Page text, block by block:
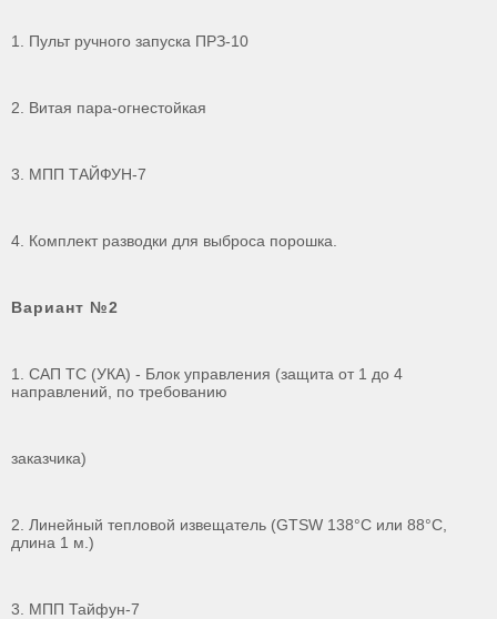
1. Пульт ручного запуска ПРЗ-10
2. Витая пара-огнестойкая
3. МПП ТАЙФУН-7
4. Комплект разводки для выброса порошка.
Вариант №2
1. САП ТС (УКА) - Блок управления (защита от 1 до 4
направлений, по требованию
заказчика)
2. Линейный тепловой извещатель (GTSW 138°C или 88°C,
длина 1 м.)
3. МПП Тайфун-7